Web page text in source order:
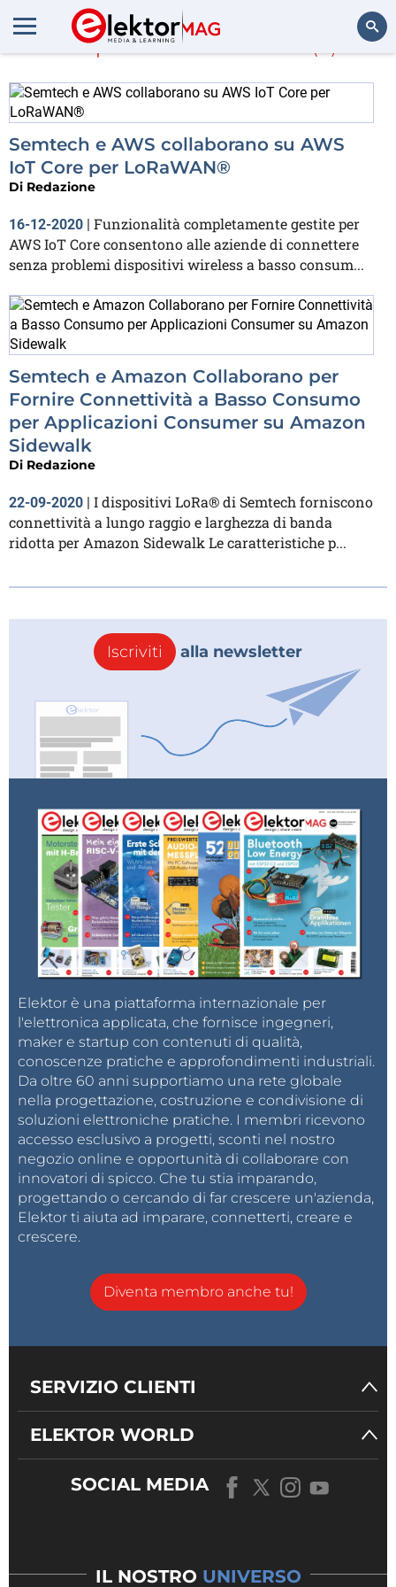
Di più su Semtech
Semtech e AWS collaborano su AWS
IoT Core per LoRaWAN®
Di Redazione
16-12-2020 | Funzionalità completamente gestite per
AWS IoT Core consentono alle aziende di connettere
senza problemi dispositivi wireless a basso consum...
Semtech e Amazon Collaborano per
Fornire Connettività a Basso Consumo
per Applicazioni Consumer su Amazon
Sidewalk
Di Redazione
22-09-2020 | I dispositivi LoRa® di Semtech forniscono
connettività a lungo raggio e larghezza di banda
ridotta per Amazon Sidewalk Le caratteristiche p...
Iscriviti alla newsletter
Elektor è una piattaforma internazionale per
l'elettronica applicata, che fornisce ingegneri,
maker e startup con contenuti di qualità,
conoscenze pratiche e approfondimenti industriali.
Da oltre 60 anni supportiamo una rete globale
nella progettazione, costruzione e condivisione di
soluzioni elettroniche pratiche. I membri ricevono
accesso esclusivo a progetti, sconti nel nostro
negozio online e opportunità di collaborare con
innovatori di spicco. Che tu stia imparando,
progettando o cercando di far crescere un'azienda,
Elektor ti aiuta ad imparare, connetterti, creare e
crescere.
Diventa membro anche tu!
SERVIZIO CLIENTI
ELEKTOR WORLD
SOCIAL MEDIA
IL NOSTRO UNIVERSO